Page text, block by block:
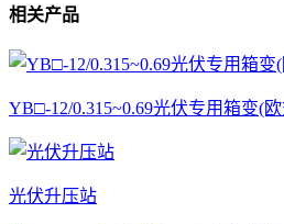
相关产品
YB□-12/0.315~0.69光伏专用箱变(
光伏升压站